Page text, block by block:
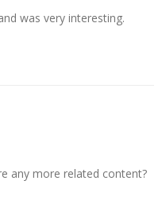
was very interesting.
any more related content?